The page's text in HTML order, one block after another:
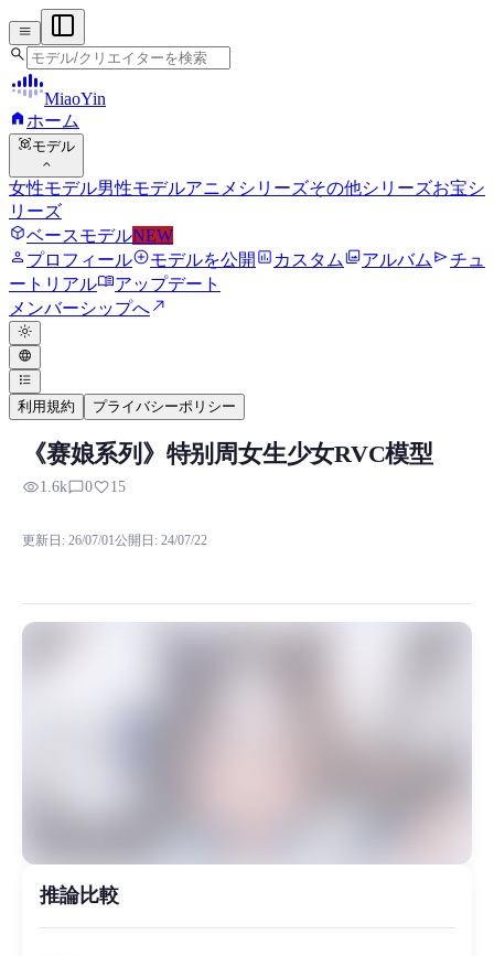
menu
search
MiaoYin
home ホーム
view_in_arモデル
expand_more
女性モデル男性モデルアニメシリーズその他シリーズお宝シ
リーズ
deployed_codeベースモデルNEW
person プロフィールadd_circleモデルを公開 assessment カスタムphoto_libraryアルバム sendチュ
ートリアルmenu_bookアップデート
メンバーシップへnorth_east
light_mode
language
format_list_bulleted
利用規約 プライバシーポリシー
RVC RVCボイスモデル
“从今日起更新赛娘系列”部分角色RVC模型,该模型来自网络
rvc, 下载, 免费, 少女, 模型, 特别周, 赛马娘
《赛娘系列》特别周女生少女RVC模型
visibility1.6kchat_bubble_outline0favorite15
更新日 : 26/07/01公開日 : 24/07/22
推論比較